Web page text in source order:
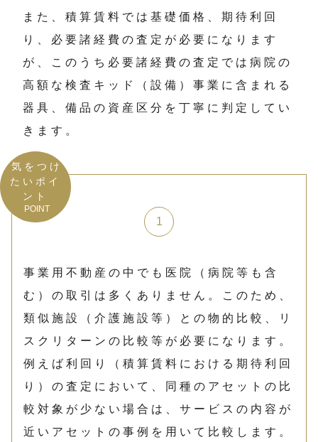
また、積算賃料では基礎価格、期待利回
り、必要諸経費の査定が必要になります
が、このうち必要諸経費の査定では病院の
高額な検査キッド（設備）事業に含まれる
器具、備品の資産区分を丁寧に判定してい
きます。
気をつけ
たいポイ
ント
POINT
事業用不動産の中でも医院（病院等も含
む）の取引は多くありません。このため、
類似施設（介護施設等）との物的比較、リ
スクリターンの比較等が必要になります。
例えば利回り（積算賃料における期待利回
り）の査定において、同種のアセットの比
較対象が少ない場合は、サービスの内容が
近いアセットの事例を用いて比較します。